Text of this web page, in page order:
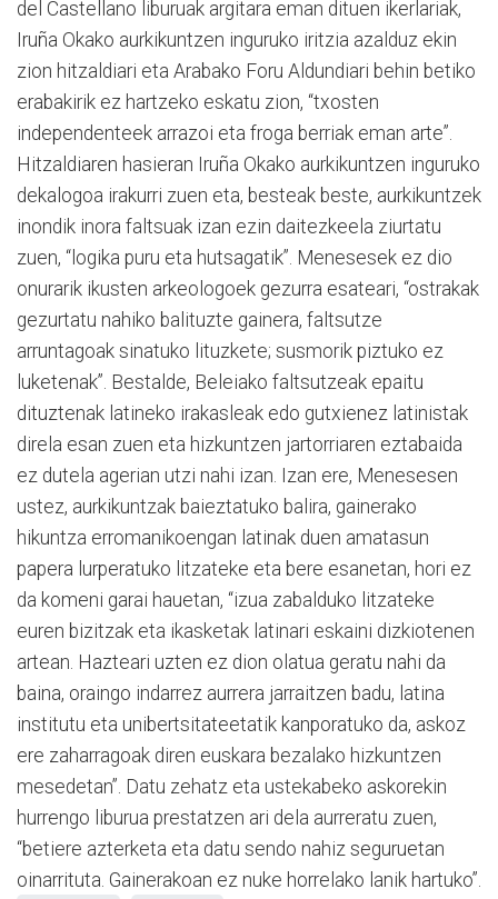
del Castellano liburuak argitara eman dituen ikerlariak,
Iruña Okako aurkikuntzen inguruko iritzia azalduz ekin
zion hitzaldiari eta Arabako Foru Aldundiari behin betiko
erabakirik ez hartzeko eskatu zion, “txosten
independenteek arrazoi eta froga berriak eman arte”.
Hitzaldiaren hasieran Iruña Okako aurkikuntzen inguruko
dekalogoa irakurri zuen eta, besteak beste, aurkikuntzek
inondik inora faltsuak izan ezin daitezkeela ziurtatu
zuen, “logika puru eta hutsagatik”. Menesesek ez dio
onurarik ikusten arkeologoek gezurra esateari, “ostrakak
gezurtatu nahiko balituzte gainera, faltsutze
arruntagoak sinatuko lituzkete; susmorik piztuko ez
luketenak”. Bestalde, Beleiako faltsutzeak epaitu
dituztenak latineko irakasleak edo gutxienez latinistak
direla esan zuen eta hizkuntzen jartorriaren eztabaida
ez dutela agerian utzi nahi izan. Izan ere, Menesesen
ustez, aurkikuntzak baieztatuko balira, gainerako
hikuntza erromanikoengan latinak duen amatasun
papera lurperatuko litzateke eta bere esanetan, hori ez
da komeni garai hauetan, “izua zabalduko litzateke
euren bizitzak eta ikasketak latinari eskaini dizkiotenen
artean. Hazteari uzten ez dion olatua geratu nahi da
baina, oraingo indarrez aurrera jarraitzen badu, latina
institutu eta unibertsitateetatik kanporatuko da, askoz
ere zaharragoak diren euskara bezalako hizkuntzen
mesedetan”. Datu zehatz eta ustekabeko askorekin
hurrengo liburua prestatzen ari dela aurreratu zuen,
“betiere azterketa eta datu sendo nahiz seguruetan
oinarrituta. Gainerakoan ez nuke horrelako lanik hartuko”.